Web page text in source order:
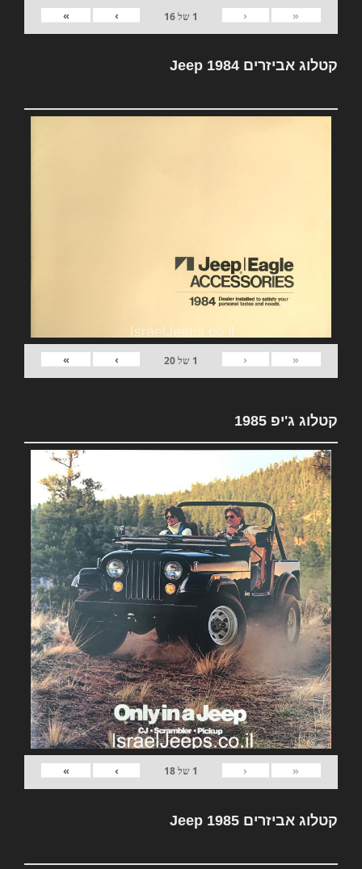
«
‹
1 של16
›
»
קטלוג אביזרים Jeep 1984
«
‹
1 של20
›
»
קטלוג ג'יפ 1985
«
‹
1 של18
›
»
קטלוג אביזרים Jeep 1985